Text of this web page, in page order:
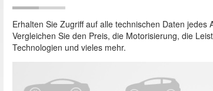
Erhalten Sie Zugriff auf alle technischen Daten jedes
Vergleichen Sie den Preis, die Motorisierung, die
Technologien und vieles mehr.